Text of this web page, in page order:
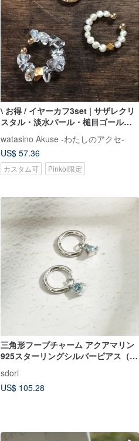
\ お得 / イヤーカフ3set | サザレクリ
スタル・淡水パール・槌目ゴールド-
watasino Akuse -わたしのアクセ-
US$ 57.36
カスタム可 Pinkoi限定
三角形フープチャーム アクアマリン
925スターリングシルバーピアス（シ
ド）| 3月誕生石
sdori
US$ 105.28